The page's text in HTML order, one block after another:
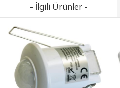
- İlgili Ürünler -